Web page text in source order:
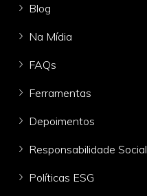
Blog
Na Mídia
FAQs
Ferramentas
Depoimentos
Responsabilidade Social
Políticas ESG